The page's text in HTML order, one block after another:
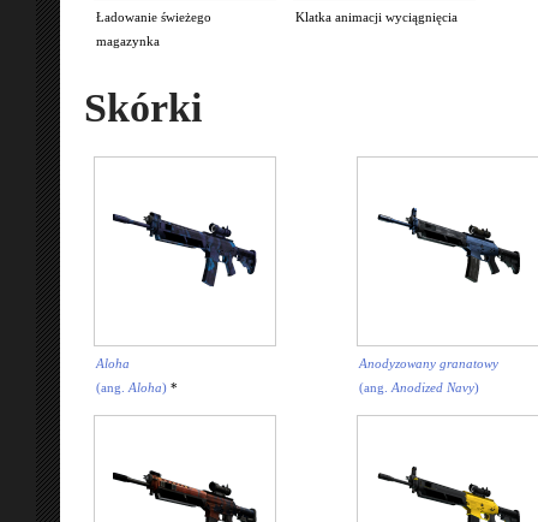
Ładowanie świeżego
magazynka
Klatka animacji wyciągnięcia
Skórki
Aloha
(ang. Aloha) *
Anodyzowany granatowy
(ang. Anodized Navy)